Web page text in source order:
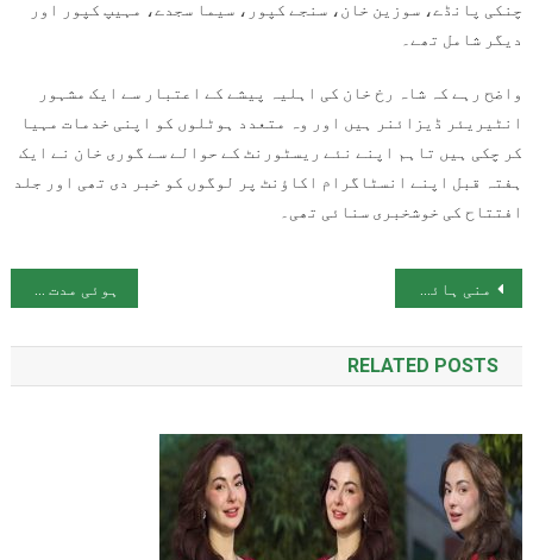
چنکی پانڈے، سوزین خان، سنجے کپور، سیما سجدے، مہیپ کپور اور
دیگر شامل تھے۔
واضح رہے کہ شاہ رخ خان کی اہلیہ پیشے کے اعتبار سے ایک مشہور
انٹیریئر ڈیزائنر ہیں اور وہ متعدد ہوٹلوں کو اپنی خدمات مہیا
کر چکی ہیں تاہم اپنے نئے ریسٹورنٹ کے حوالے سے گوری خان نے ایک
ہفتہ قبل اپنے انسٹاگرام اکاؤنٹ پر لوگوں کو خبر دی تھی اور جلد
افتتاح کی خوشخبری سنائی تھی۔
پوسٹوں کی نیویگیشن
منی ہائیسٹ کی ‘نیروبی’ بھی نہتے فلسطینیوں کیخلاف مظالم پر بول اٹھی ہوئی مدت کہ غالب مر گیا پر یاد آتا ہے! اسد اللہ کی 155 ویں برسی
RELATED POSTS